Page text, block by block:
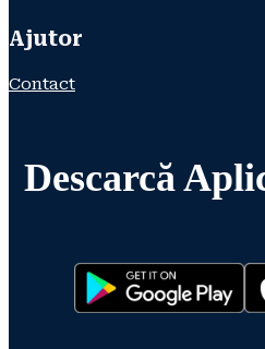
Ajutor
Contact
Descarcă